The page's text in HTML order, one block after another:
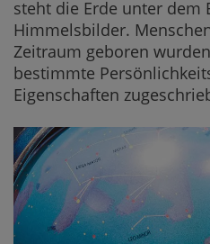
steht die Erde unter dem
Himmelsbilder.
Zeitraum geboren
bestimmte
Eigenschaften